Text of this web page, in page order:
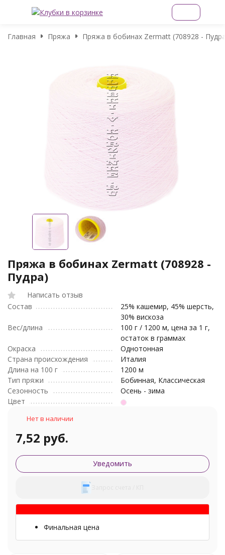
Главная Пряжа Пряжа в бобинах Zermatt (708928 -
Пряжа в бобинах Zermatt (708928 -
Пудра)
Написать отзыв
Состав
25% кашемир, 45% шерсть,
30% вискоза
Вес/длина
100 г / 1200 м, цена за 1 г,
остаток в граммах
Окраска
Однотонная
Страна происхождения
Италия
Длина на 100 г
1200 м
Тип пряжи
Бобинная, Классическая
Сезонность
Осень - зима
Цвет
Нет в наличии
7,52 руб.
Уведомить
Финальная цена